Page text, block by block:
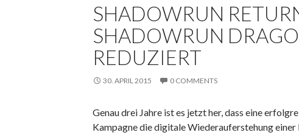
SHADOWRUN
SHADOWRUN
REDUZIERT
30. APRIL 2015 0 COMMENTS
Genau drei Jahre ist es jetzt her, dass eine
Kampagne die digitale Wiederauferstehung einer